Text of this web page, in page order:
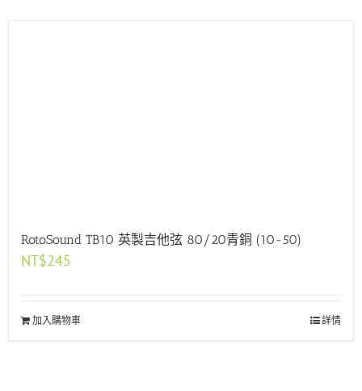
RotoSound TB10 英製吉他弦 80/20青銅 (10-50)
NT$245
加入購物車 詳情